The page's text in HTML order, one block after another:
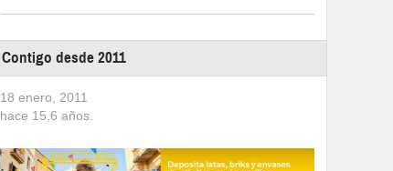
Contigo desde 2011
18 enero, 2011
hace 15,6 años.